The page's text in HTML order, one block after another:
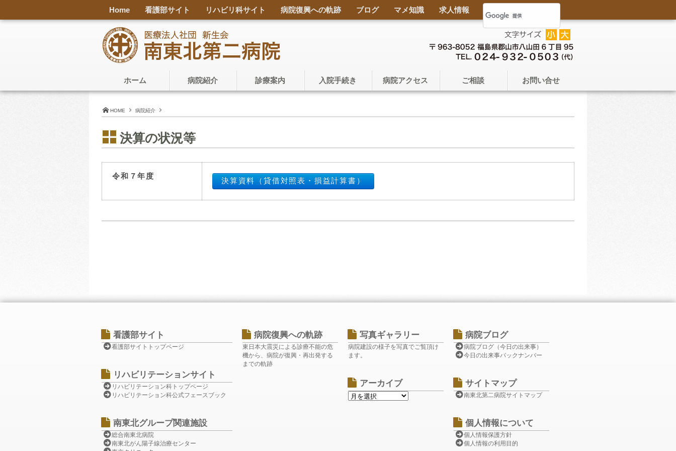
HOME 病院紹介
決算の状況等
令和７年度
決算資料（貸借対照表・損益計算書）
Home 看護部サイト リハビリ科サイト 病院復興への軌跡 ブログ マメ知識 求人情報
ホーム 病院紹介 診療案内 入院手続き 病院アクセス ご相談 お問い合せ
看護部サイト
看護部サイトトップページ
リハビリテーションサイト
リハビリテーション科トップページ
リハビリテーション科公式フェースブック
南東北グループ関連施設
総合南東北病院
南東北がん陽子線治療センター
病院復興への軌跡
東日本大震災による診療不能の危
機から、病院が復興・再出発する
までの軌跡
写真ギャラリー
病院建設の様子を写真でご覧頂け
ます。
アーカイブ
病院ブログ
病院ブログ（今日の出来事）
今日の出来事バックナンバー
サイトマップ
南東北第二病院サイトマップ
個人情報について
個人情報保護方針
個人情報の利用目的